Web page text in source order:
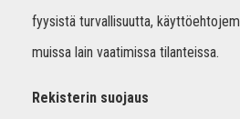
fyysistä turvallisuutta,
muissa lain vaatimissa tilanteissa.
Rekisterin suojaus